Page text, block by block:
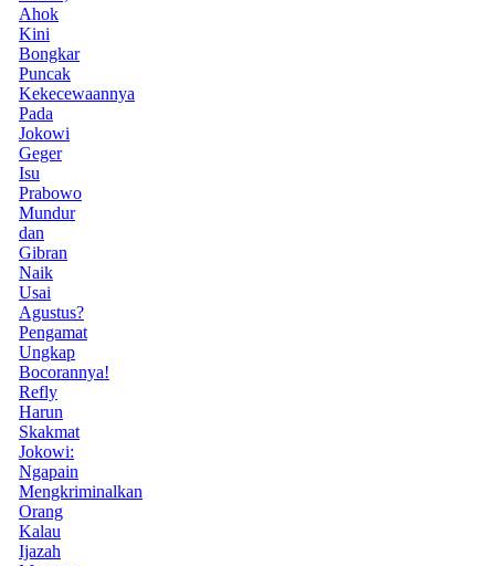
Ahok
Kini
Bongkar
Puncak
Kekecewaannya
Pada
Jokowi
Geger
Isu
Prabowo
Mundur
dan
Gibran
Naik
Usai
Agustus?
Pengamat
Ungkap
Bocorannya!
Refly
Harun
Skakmat
Jokowi:
Ngapain
Mengkriminalkan
Orang
Kalau
Ijazah